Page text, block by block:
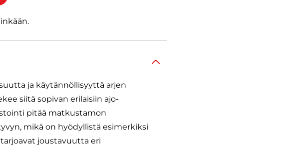
ja käytännöllisyyttä arjen
siitä sopivan erilaisiin ajo-
pitää matkustamon
mikä on hyödyllistä esimerkiksi
joustavuutta eri